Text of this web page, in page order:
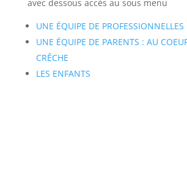
avec dessous accès au sous menu
UNE ÉQUIPE DE PROFESSIONNELLES
UNE ÉQUIPE DE PARENTS : AU
CRÊCHE
LES ENFANTS